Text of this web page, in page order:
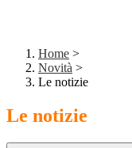
Home >
Novità >
Le notizie
Le notizie